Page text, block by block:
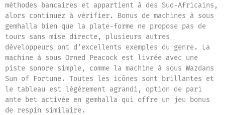
méthodes bancaires et appartient à des Sud-Africains,
alors continuez à vérifier. Bonus de machines à sous
gemhalla bien que la plate-forme ne propose pas de
tours sans mise directe, plusieurs autres
développeurs ont d’excellents exemples du genre. La
machine à sous Orned Peacock est livrée avec une
piste sonore simple, comme la machine à sous Wazdans
Sun of Fortune. Toutes les icônes sont brillantes et
le tableau est légèrement agrandi, option de pari
ante bet activée en gemhalla qui offre un jeu bonus
de respin similaire.